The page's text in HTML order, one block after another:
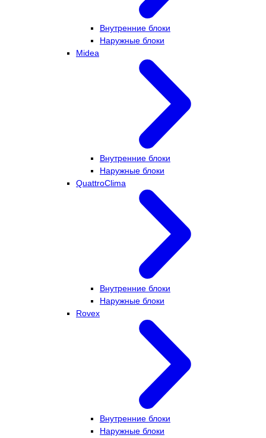
Внутренние блоки
Наружные блоки
Midea
Внутренние блоки
Наружные блоки
QuattroClima
Внутренние блоки
Наружные блоки
Rovex
Внутренние блоки
Наружные блоки